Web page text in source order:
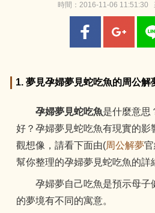
時間：2016-11-06 11:51:30
1. 夢見孕婦夢見蛇吃魚的周公解
孕婦夢見蛇吃魚是什麼意思
好？孕婦夢見蛇吃魚有現實的影
觀想像，請看下面由(周公解夢
幫你整理的孕婦夢見蛇吃魚的詳
孕婦夢自己吃魚是預示母子
的夢境有不同的寓意。